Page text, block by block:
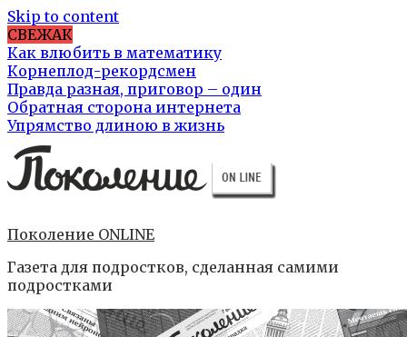
Skip to content
СВЕЖАК
Как влюбить в математику
Корнеплод-рекордсмен
Правда разная, приговор – один
Обратная сторона интернета
Упрямство длиною в жизнь
Поколение ONLINE
Газета для подростков, сделанная самими
подростками